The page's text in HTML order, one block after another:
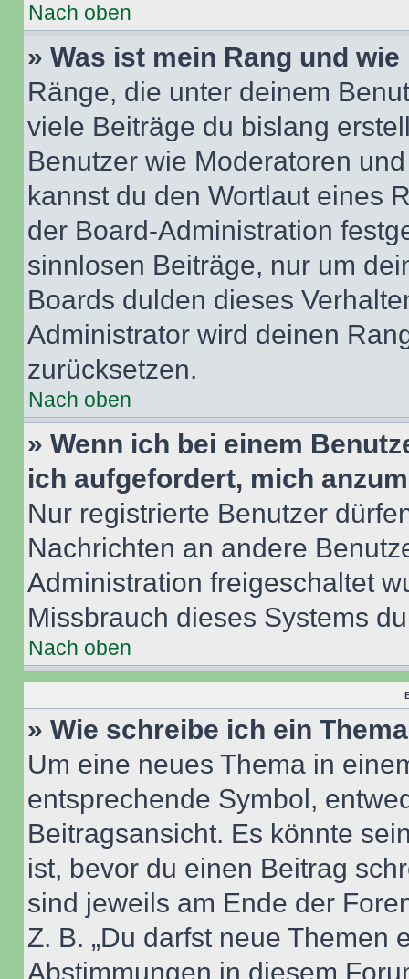
Nach oben
» Was ist mein Rang und
Ränge, die unter deinem
viele Beiträge du bislang
Benutzer wie Moderatoren
kannst du den Wortlaut eines
der Board-Administration
sinnlosen Beiträge, nur um
Boards dulden dieses
Administrator wird deinen
zurücksetzen.
Nach oben
» Wenn ich bei einem
ich aufgefordert, mich
Nur registrierte Benutzer
Nachrichten an andere
Administration freigeschaltet
Missbrauch dieses Systems
Nach oben
» Wie schreibe ich ein
Um eine neues Thema in
entsprechende Symbol,
Beitragsansicht. Es könnte
ist, bevor du einen Beitrag
sind jeweils am Ende der
Z. B. „Du darfst neue Themen
Abstimmungen in diesem